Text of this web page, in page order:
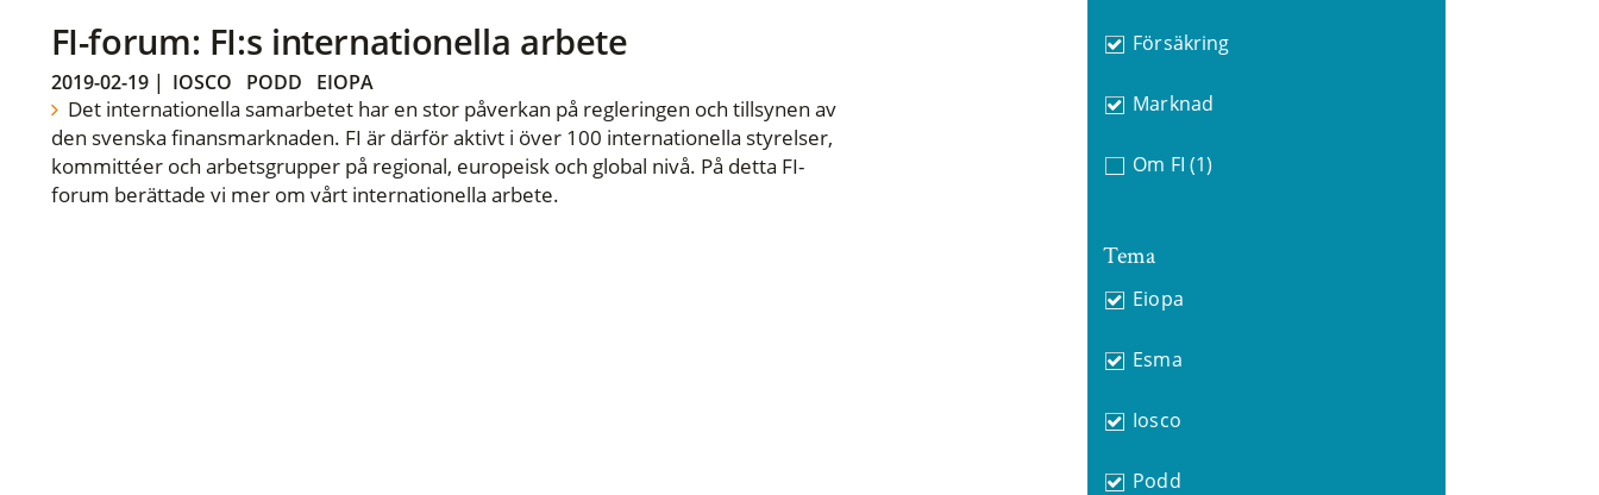
FI-forum: FI:s internationella arbete
2019-02-19| IOSCO PODD EIOPA
Det internationella samarbetet har en stor påverkan på regleringen och tillsynen av
den svenska finansmarknaden. FI är därför aktivt i över 100 internationella styrelser,
kommittéer och arbetsgrupper på regional, europeisk och global nivå. På detta FI-
forum berättade vi mer om vårt internationella arbete.
Försäkring
Marknad
Om FI (1)
Tema
Eiopa
Esma
Iosco
Podd